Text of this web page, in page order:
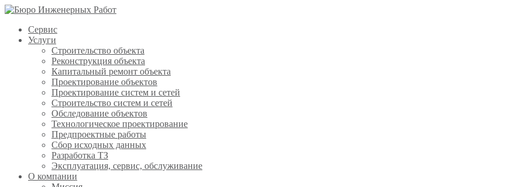
Сервис
Услуги
Строительство объекта
Реконструкция объекта
Капитальный ремонт объекта
Проектирование объектов
Проектирование систем и сетей
Строительство систем и сетей
Обследование объектов
Технологическое проектирование
Предпроектные работы
Сбор исходных данных
Разработка ТЗ
Эксплуатация, сервис, обслуживание
О компании